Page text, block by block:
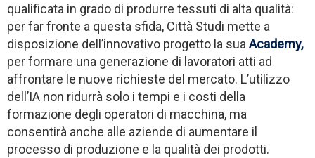
qualificata in grado di produrre tessuti di alta qualità:
per far fronte a questa sfida, Città Studi mette a
disposizione dell’innovativo progetto la suaAcademy,
per formare una generazione di lavoratori atti ad
affrontare le nuove richieste del mercato. L’utilizzo
dell’IA non ridurrà solo i tempi e i costi della
formazione degli operatori di macchina, ma
consentirà anche alle aziende di aumentare il
processo di produzione e la qualità dei prodotti.